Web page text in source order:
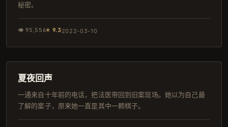
秘密。
👁95,556⭐ 9.32022-03-10
高分
夏夜回声
一通来自十年前的电话，把法医带回到旧案现场。她以为自己最
了解的案子，原来她一直是其中一颗棋子。